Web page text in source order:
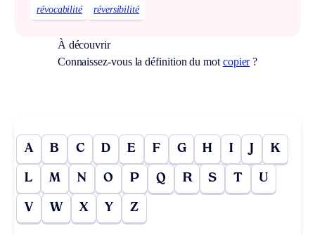
révocabilité réversibilité
À découvrir
Connaissez-vous la définition du mot copier?
A B C D E F G H I J K
L M N O P Q R S T U
V W X Y Z